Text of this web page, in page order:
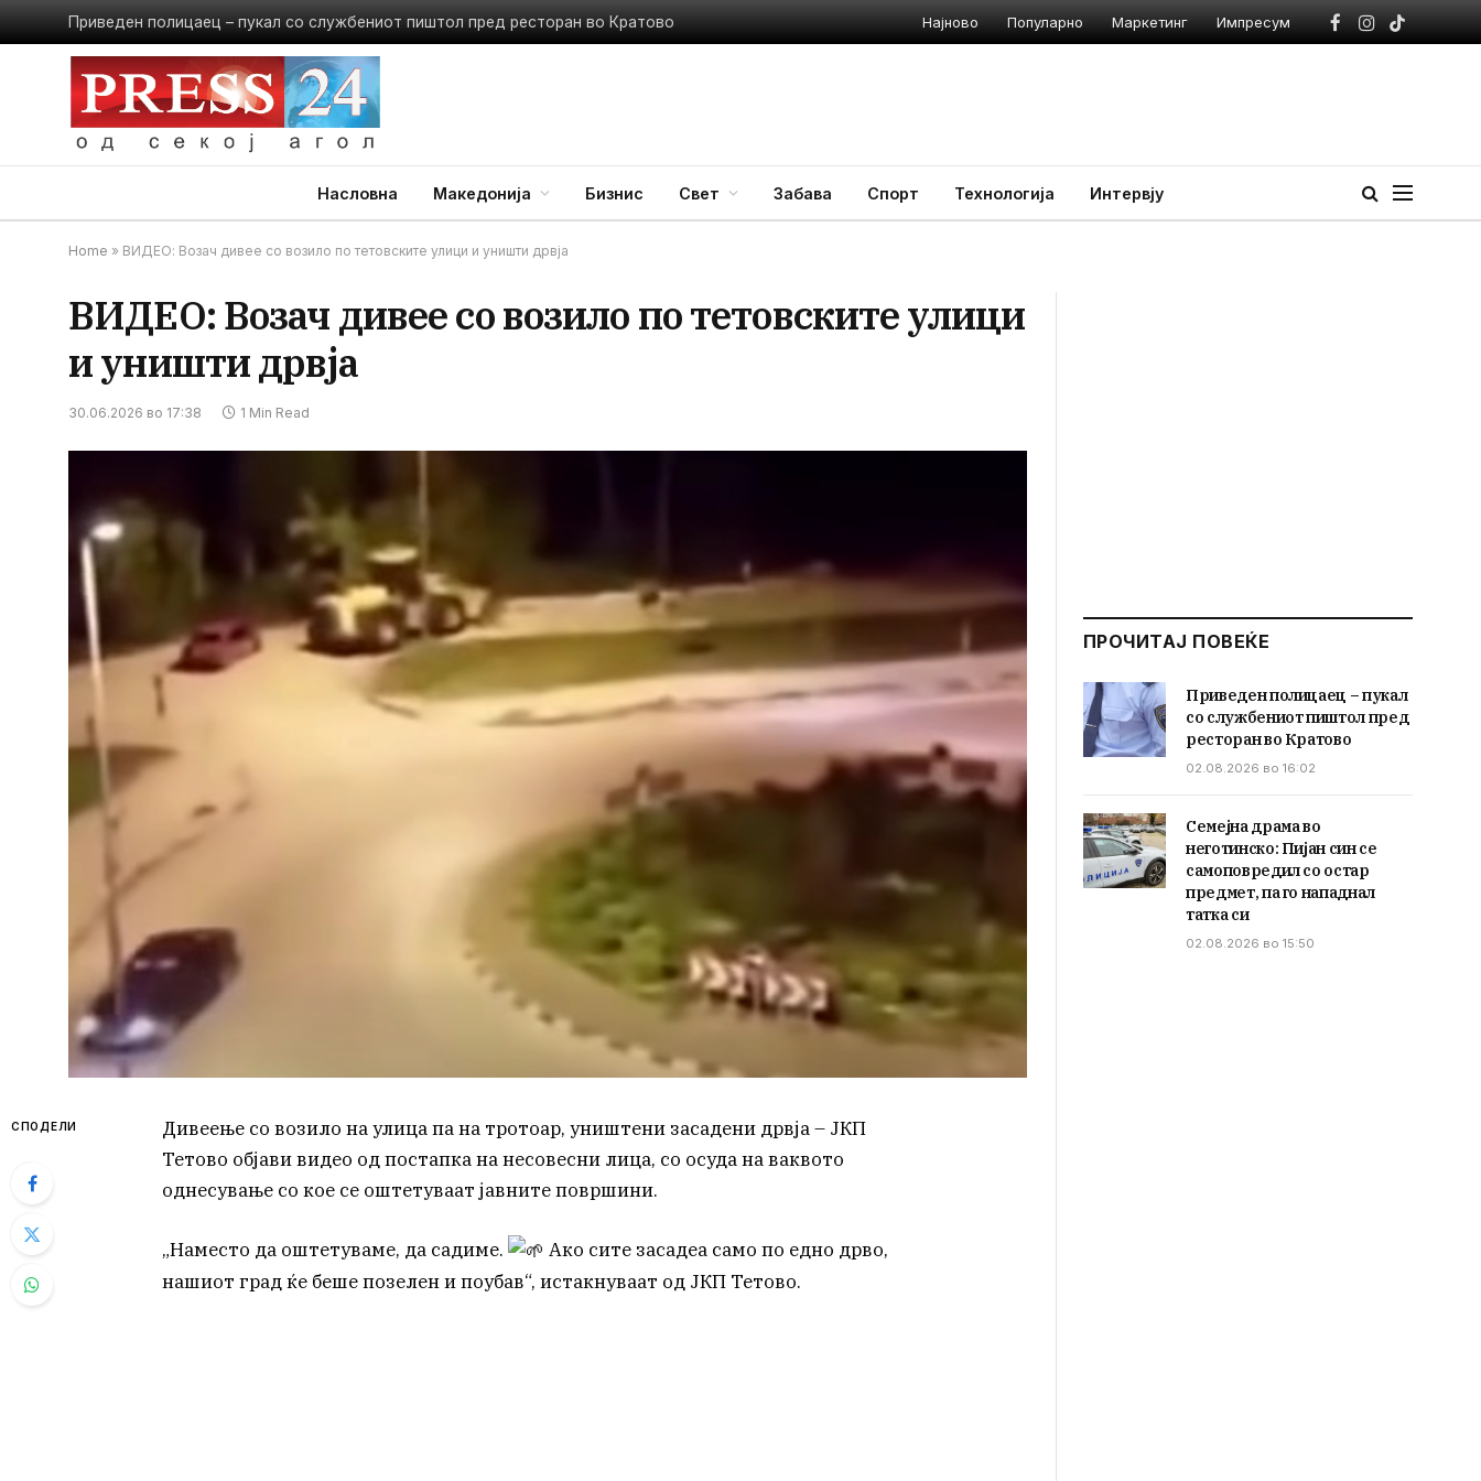
Приведен полицаец – пукал со службениот пиштол пред ресторан во Кратово Најново Популарно Маркетинг Импресум
Facebook
Instagram
TikTok
Насловна Македонија Бизнис Свет Забава Спорт Технологија Интервју
Home » ВИДЕО: Возач дивее со возило по тетовските улици и уништи дрвја
ВИДЕО: Возач дивее со возило по тетовските улици
и уништи дрвја
30.06.2026 во 17:38 1 Min Read
СПОДЕЛИ
Дивеење со возило на улица па на тротоар, уништени засадени дрвја – ЈКП
Тетово објави видео од постапка на несовесни лица, со осуда на ваквото
однесување со кое се оштетуваат јавните површини.
„Наместо да оштетуваме, да садиме.
Ако сите засадеа само по едно дрво,
нашиот град ќе беше позелен и поубав“, истакнуваат од ЈКП Тетово.
ПРОЧИТАЈ ПОВЕЌЕ
Приведен полицаец – пукал
со службениот пиштол пред
ресторан во Кратово
02.08.2026 во 16:02
Семејна драма во
неготинско: Пијан син се
самоповредил со остар
предмет, па го нападнал
татка си
02.08.2026 во 15:50